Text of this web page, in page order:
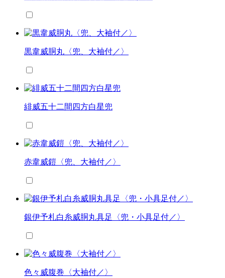
黒韋威胴丸〈兜、大袖付／〉
緋威五十二間四方白星兜
赤韋威鎧〈兜、大袖付／〉
銀伊予札白糸威胴丸具足〈兜・小具足付／〉
色々威腹巻〈大袖付／〉